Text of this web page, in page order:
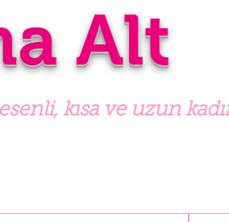
Alt
kısa ve uzun